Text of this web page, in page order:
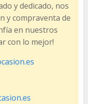
y dedicado, nos
y compraventa de
en nuestros
con lo mejor!